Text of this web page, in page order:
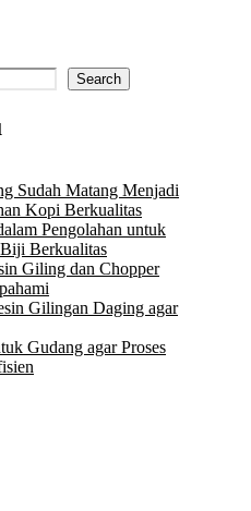
Search
Sudah Matang Menjadi
Kopi Berkualitas
Pengolahan untuk
Berkualitas
Giling dan Chopper
Gilingan Daging agar
Gudang agar Proses